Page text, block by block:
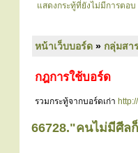
แสดงกระทู้ที่ยังไม่มีการตอบ
หน้าเว็บบอร์ด » กลุ่มสา
กฎการใช้บอร์ด
รวมกระทู้จากบอร์ดเก่า
66728."คนไม่มีศีล